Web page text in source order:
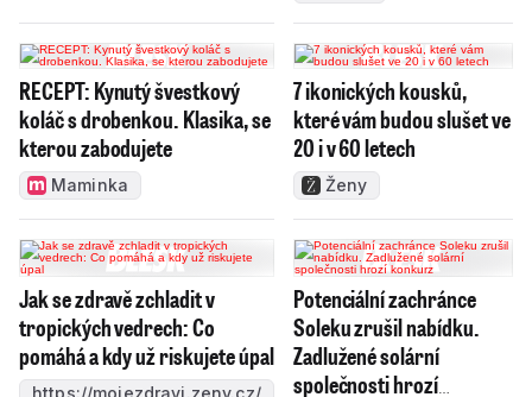
RECEPT: Kynutý švestkový
koláč s drobenkou. Klasika, se
kterou zabodujete
Maminka
7 ikonických kousků,
které vám budou slušet ve
20 i v 60 letech
Ženy
Jak se zdravě zchladit v
tropických vedrech: Co
pomáhá a kdy už riskujete úpal
https://mojezdravi.zeny.cz/
Potenciální zachránce
Soleku zrušil nabídku.
Zadlužené solární
společnosti hrozí